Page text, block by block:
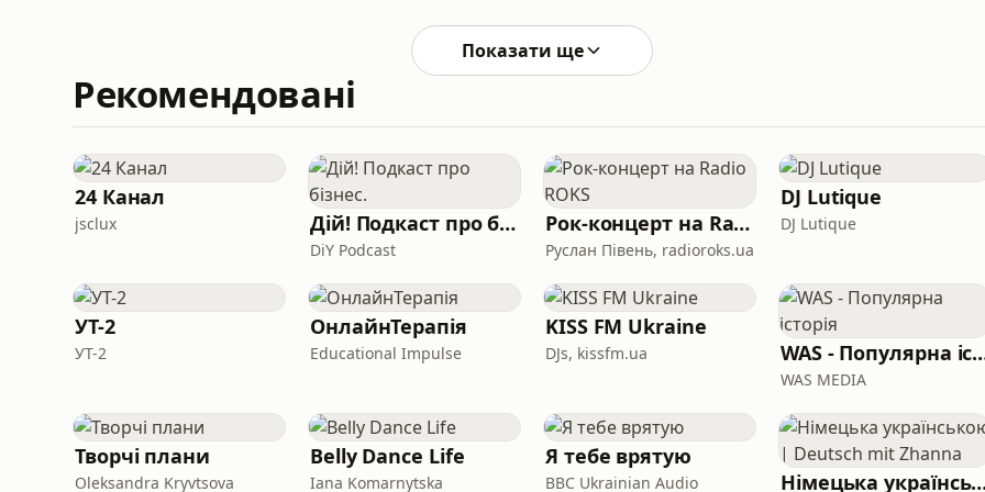
онлайн-консультацію - запис тут ⁠https://calendly.com/olga-riabushenko/one-o
Показати ще
Рекомендовані
24 Канал
jsclux Дій! Подкаст про бізнес.
DiY Podcast
Рок-концерт на Radio ROKS
Руслан Півень, radioroks.ua
DJ Lutique
DJ Lutique
УТ-2
УТ-2
ОнлайнТерапія
Educational Impulse
KISS FM Ukraine
DJs, kissfm.ua WAS -
WAS MEDIA
Творчі плани
Oleksandra Kryvtsova
Belly Dance Life
Iana Komarnytska
Я тебе врятую
BBC Ukrainian Audio Німецька українською |